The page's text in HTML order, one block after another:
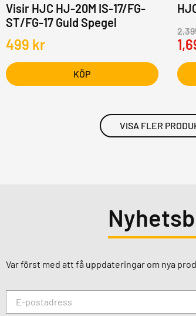
Visir HJC HJ-20M IS-17/FG-
ST/FG-17 Guld Spegel
499 kr
KÖP
VISA FLER
Var först med att få uppdateringar om nya